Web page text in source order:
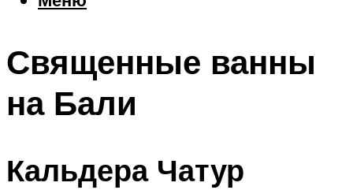
Шоппинг
Что посетить
Священные ванны
на Бали
Кальдера Чатур